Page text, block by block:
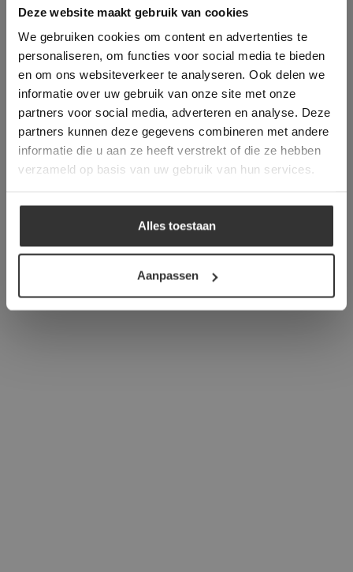
Deze website maakt gebruik van cookies
We gebruiken cookies om content en advertenties te
personaliseren, om functies voor social media te bieden
en om ons websiteverkeer te analyseren. Ook delen we
informatie over uw gebruik van onze site met onze
partners voor social media, adverteren en analyse. Deze
partners kunnen deze gegevens combineren met andere
informatie die u aan ze heeft verstrekt of die ze hebben
verzameld op basis van uw gebruik van hun services.
Alles toestaan
Aanpassen
This Cookie Banner was deleted and is no
longer working. Please contact the website
administrator.
Deze website gebruikt cookies om de
gebruikerservaring te verbeteren. Door
gebruik te maken van onze website geeft u
toestemming voor alle cookies in
overeenstemming met ons cookiebeleid.Lees
verder
ALLES ACCEPTEREN
ALLES AFWIJZEN
DETAILS WEERGEVEN